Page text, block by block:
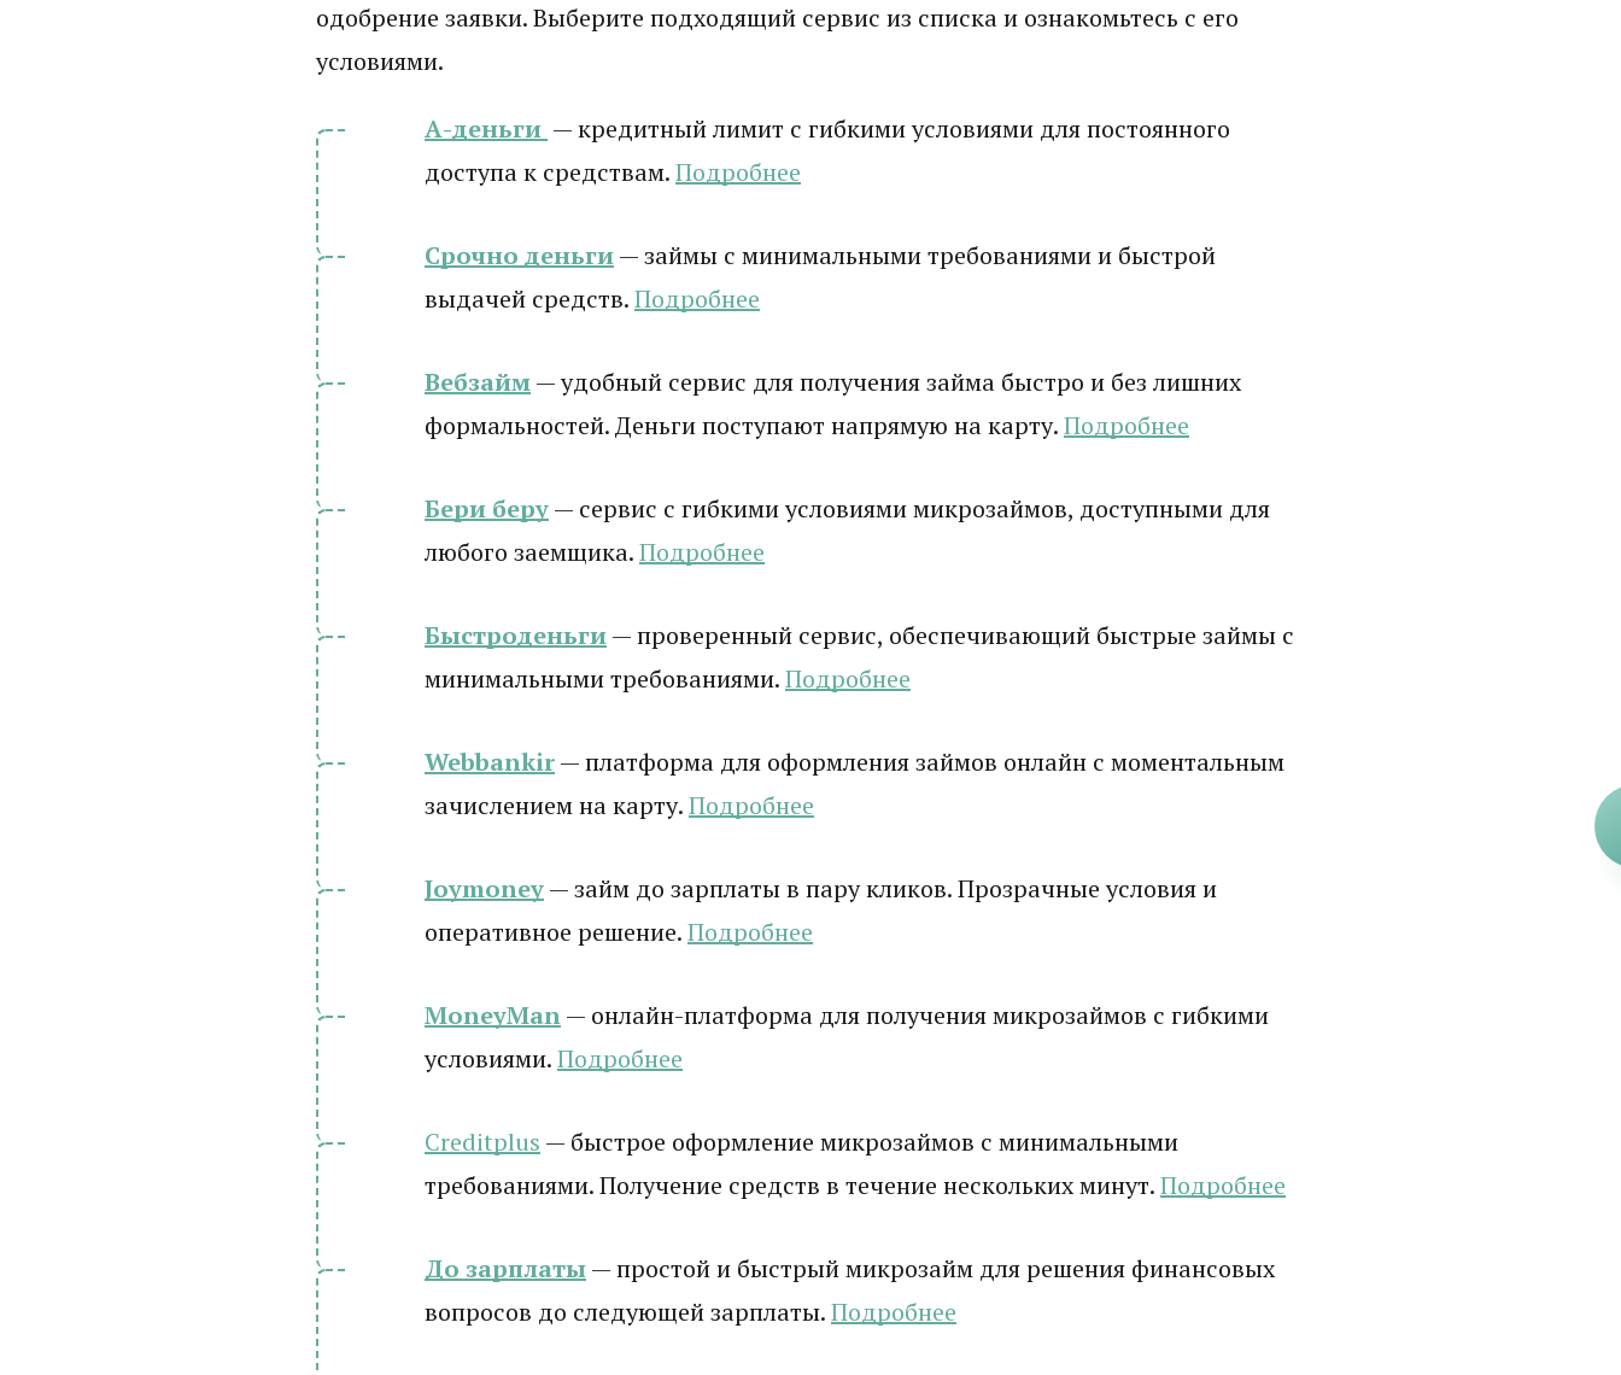
одобрение заявки. Выберите подходящий сервис из списка и ознакомьтесь с его
условиями.
А-деньги — кредитный лимит с гибкими условиями для постоянного
доступа к средствам.Подробнее
Срочно деньги— займы с минимальными требованиями и быстрой
выдачей средств.Подробнее
Вебзайм— удобный сервис для получения займа быстро и без лишних
формальностей. Деньги поступают напрямую на карту.Подробнее
Бери беру— сервис с гибкими условиями микрозаймов, доступными для
любого заемщика.Подробнее
Быстроденьги— проверенный сервис, обеспечивающий быстрые займы с
минимальными требованиями.Подробнее
Webbankir— платформа для оформления займов онлайн с моментальным
зачислением на карту.Подробнее
Joymoney— займ до зарплаты в пару кликов. Прозрачные условия и
оперативное решение.Подробнее
MoneyMan— онлайн-платформа для получения микрозаймов с гибкими
условиями.Подробнее
Creditplus — быстрое оформление микрозаймов с минимальными
требованиями. Получение средств в течение нескольких минут.Подробнее
До зарплаты— простой и быстрый микрозайм для решения финансовых
вопросов до следующей зарплаты.Подробнее